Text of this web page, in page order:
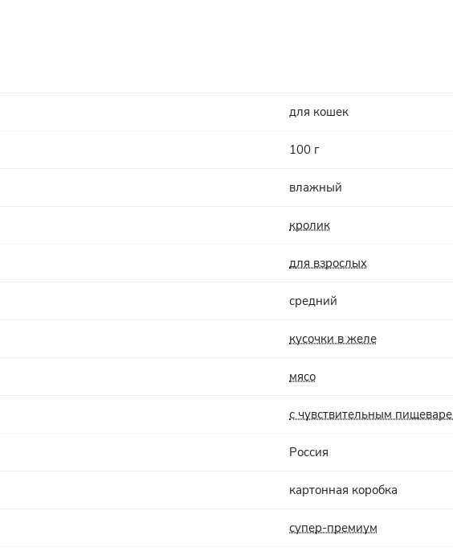
для кошек
100 г
влажный
кролик
для взрослых
средний
кусочки в желе
мясо
с чувствительным
Россия
картонная коробка
супер-премиум